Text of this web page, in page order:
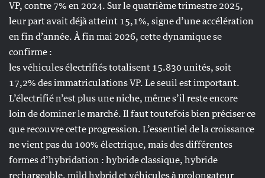
VP, contre 7% en 2024. Sur le quatrième trimestre 2025,
leur part avait déjà atteint 15,1%, signe d’une accélération
en fin d’année. À fin mai 2026, cette dynamique se
confirme :
les véhicules électrifiés totalisent 15.830 unités, soit
17,2% des immatriculations VP. Le seuil est important.
L’électrifié n’est plus une niche, même s’il reste encore
loin de dominer le marché. Il faut toutefois bien préciser ce
que recouvre cette progression. L’essentiel de la croissance
ne vient pas du 100% électrique, mais des différentes
formes d’hybridation : hybride classique, hybride
rechargeable, mild hybrid et véhicules à prolongateur